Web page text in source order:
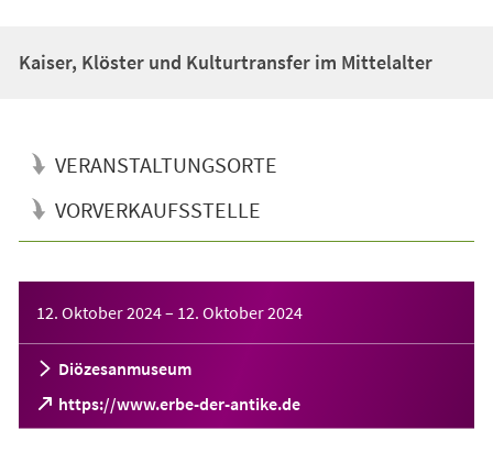
Kaiser, Klöster und Kulturtransfer im Mittelalter
VERANSTALTUNGSORTE
VORVERKAUFSSTELLE
12. Oktober 2024– 12. Oktober 2024
Diözesanmuseum
https://www.erbe-der-antike.de
(Öffnet
in